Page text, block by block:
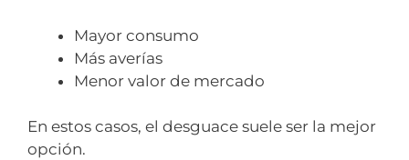
Mayor consumo
Más averías
Menor valor de mercado
En estos casos, el desguace suele ser la mejor
opción.